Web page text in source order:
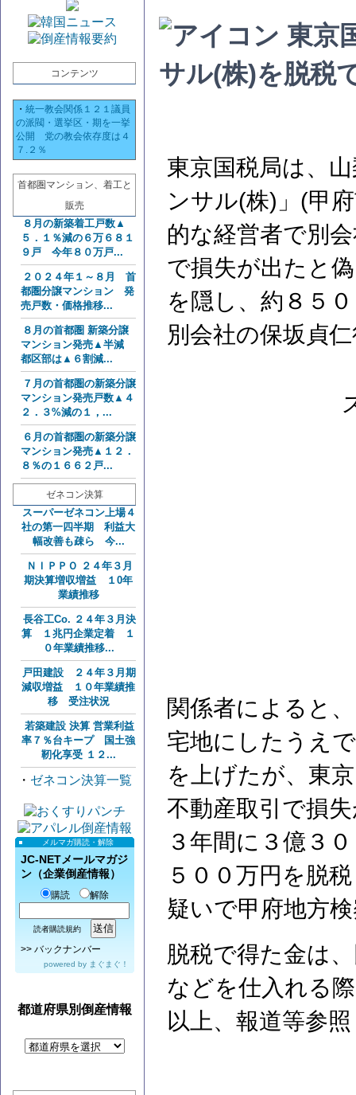
コンテンツ
・ 統一教会関係１２１議員
の派閥・選挙区・期を一挙
公開 党の教会依存度は４
７.２％
首都圏マンション、着工と
販売
８月の新築着工戸数▲
５．１％減の６万６８１
９戸 今年８０万戸...
２０２４年１～８月 首
都圏分譲マンション 発
売戸数・価格推移...
８月の首都圏 新築分譲
マンション発売▲半減
都区部は▲６割減...
７月の首都圏の新築分譲
マンション発売戸数▲４
２．３%減の１，...
６月の首都圏の新築分譲
マンション発売▲１２．
８％の１６６２戸...
ゼネコン決算
スーパーゼネコン上場４
社の第一四半期 利益大
幅改善も疎ら 今...
ＮＩＰＰＯ ２４年３月
期決算増収増益 １0年
業績推移
長谷工Co. ２４年３月決
算 １兆円企業定着 １
０年業績推移...
戸田建設 ２４年３月期
減収増益 １０年業績推
移 受注状況
若築建設 決算 営業利益
率７％台キープ 国土強
靭化享受 １２...
・ ゼネコン決算一覧
メルマガ購読・解除
JC-NETメールマガジ
ン（企業倒産情報）
購読 解除
読者購読規約
>> バックナンバー
powered by まぐまぐ！
都道府県別倒産情報
東京
サル(株)を脱税
東京国税局は、
ンサル(株)」(甲
的な経営者で別
で損失が出たと
を隠し、約８５
別会社の保坂貞
関係者によると
宅地にしたうえ
を上げたが、東
不動産取引で損
３年間に３億３
５００万円を脱
疑いで甲府地方
脱税で得た金は
などを仕入れる
以上、報道等参照